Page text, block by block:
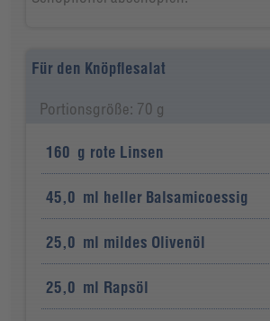
Für den Knöpflesalat
Portionsgröße: 70 g
160 g rote Linsen
45,0 ml heller Balsamicoessig
25,0 ml mildes Olivenöl
25,0 ml Rapsöl